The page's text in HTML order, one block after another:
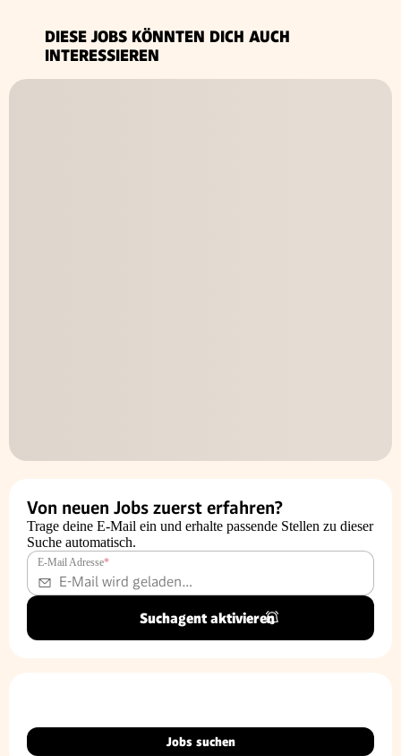
DIESE JOBS KÖNNTEN DICH AUCH
INTERESSIEREN
Von neuen Jobs zuerst erfahren?
Trage deine E-Mail ein und erhalte passende Stellen zu dieser
Suche automatisch.
E-Mail Adresse*
Suchagent aktivieren
Jobs suchen